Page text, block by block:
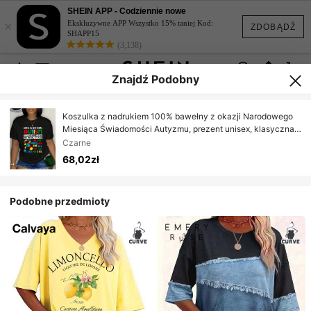
ZDOBĄDŹ
×
SHEIN APP - Codziennie nowe
Ekskluzywne APP Wszystko 15% taniej Kod:
SHAPP15
(3,138)
Znajdź Podobny
Koszulka z nadrukiem 100% bawełny z okazji Narodowego
Miesiąca Świadomości Autyzmu, prezent unisex, klasyczna,
wygodna koszulka, oversize, koszulka z okrągłym dekoltem,
podstawowa, oberteil
Czarne
68,02zł
Podobne przedmioty